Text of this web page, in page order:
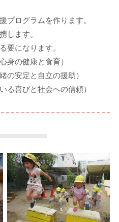
プログラムを作ります。
します。
要になります。
身の健康と食育）
の安定と自立の援助）
る喜びと社会への信頼）